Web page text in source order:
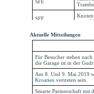
Aktuelle Mitteilungen